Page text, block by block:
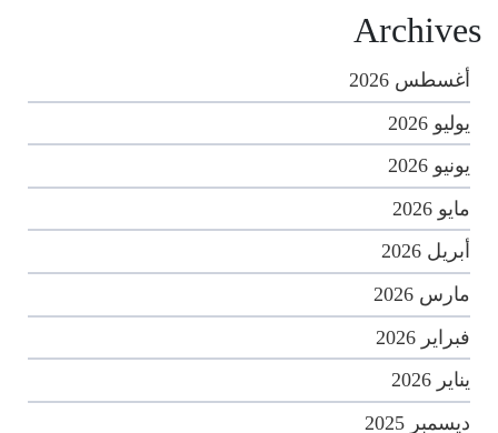
Archives
أغسطس 2026
يوليو 2026
يونيو 2026
مايو 2026
أبريل 2026
مارس 2026
فبراير 2026
يناير 2026
ديسمبر 2025